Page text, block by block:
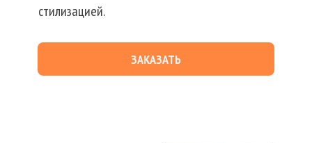
стилизацией.
ЗАКАЗАТЬ